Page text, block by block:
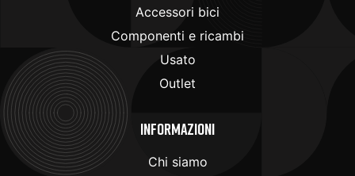
Accessori bici
Componenti e ricambi
Usato
Outlet
Informazioni
Chi siamo